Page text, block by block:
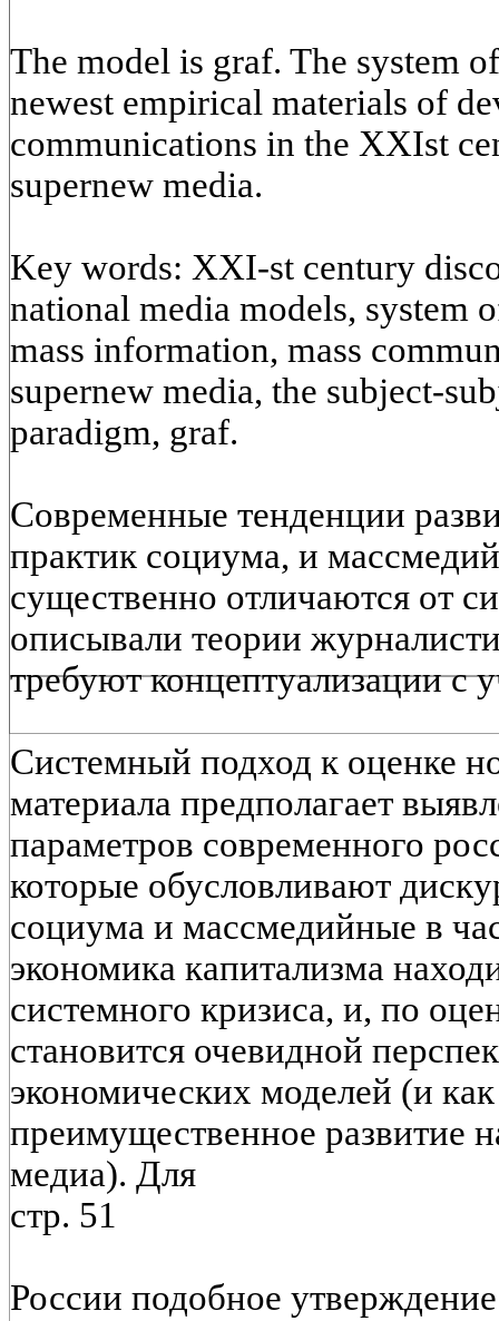
The model is graf. The system
newest empirical materials of
communications in the XXIst
supernew media.
Key words: XXI-st century
national media models, system
mass information, mass
supernew media, the subject-
paradigm, graf.
Современные тенденции
практик социума, и
существенно отличаются от
описывали теории
требуют концептуализации с
Системный подход к оценке
материала предполагает
параметров современного
которые обусловливают
социума и массмедийные в
экономика капитализма
системного кризиса, и, по
становится очевидной
экономических моделей (и как
преимущественное развитие
медиа). Для
стр. 51
России подобное